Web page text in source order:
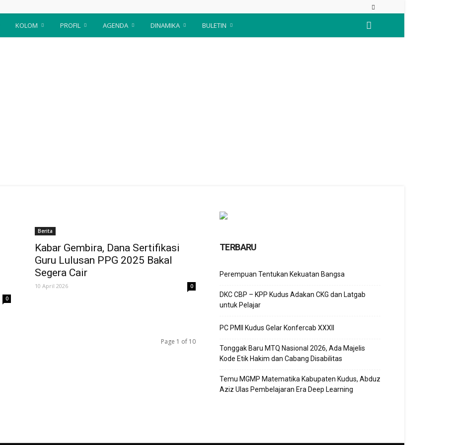
KOLOM PROFIL AGENDA DINAMIKA BULETIN
0
Berita
Kabar Gembira, Dana Sertifikasi
Guru Lulusan PPG 2025 Bakal
Segera Cair
10 April 2026 0
Page 1 of 10
TERBARU
Perempuan Tentukan Kekuatan Bangsa
DKC CBP – KPP Kudus Adakan CKG dan Latgab
untuk Pelajar
PC PMII Kudus Gelar Konfercab XXXII
Tonggak Baru MTQ Nasional 2026, Ada Majelis
Kode Etik Hakim dan Cabang Disabilitas
Temu MGMP Matematika Kabupaten Kudus, Abduz
Aziz Ulas Pembelajaran Era Deep Learning